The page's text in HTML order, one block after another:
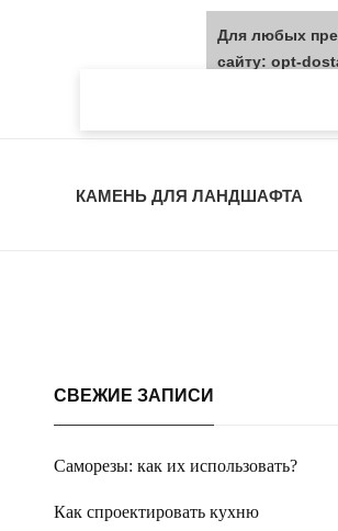
КАМЕНЬ ДЛЯ ЛАНДШАФТА
СВЕЖИЕ ЗАПИСИ
Саморезы: как их использовать?
Как спроектировать кухню
Для любых
сайту: opt-